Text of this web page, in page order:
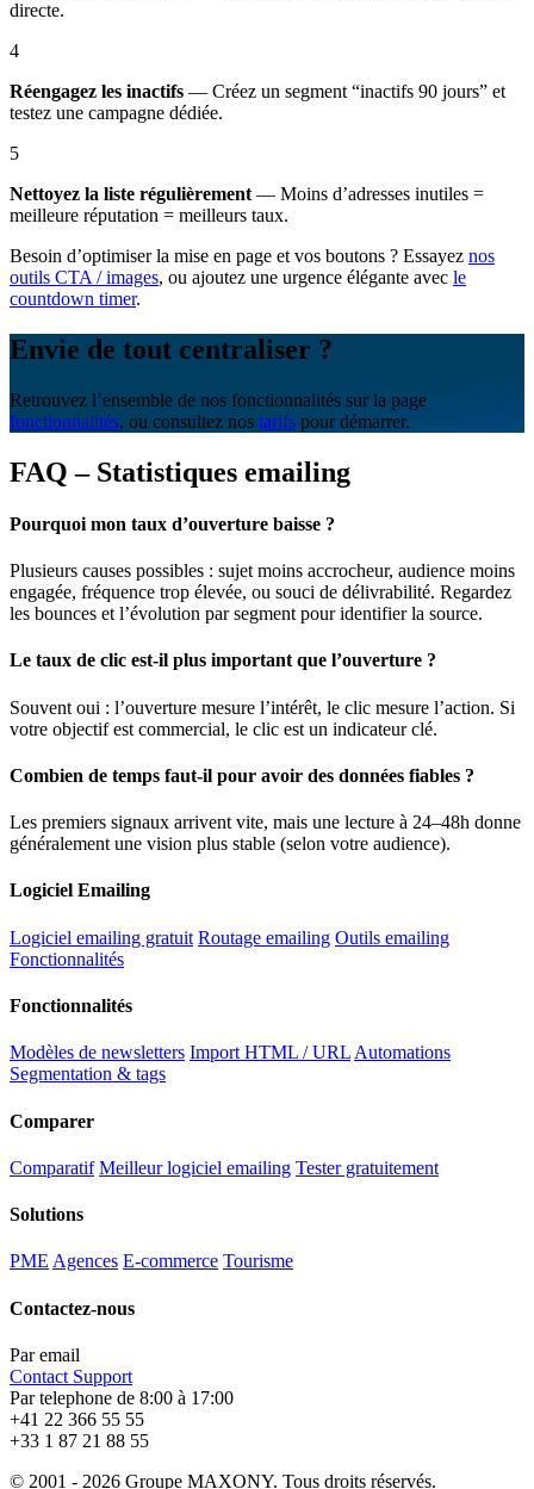
directe.
4
Réengagez les inactifs — Créez un segment “inactifs 90 jours” et
testez une campagne dédiée.
5
Nettoyez la liste régulièrement — Moins d’adresses inutiles =
meilleure réputation = meilleurs taux.
Besoin d’optimiser la mise en page et vos boutons ? Essayez nos
outils CTA / images, ou ajoutez une urgence élégante avec le
countdown timer.
Envie de tout centraliser ?
Retrouvez l’ensemble de nos fonctionnalités sur la page
fonctionnalités, ou consultez nos tarifs pour démarrer.
FAQ – Statistiques emailing
Pourquoi mon taux d’ouverture baisse ?
Plusieurs causes possibles : sujet moins accrocheur, audience moins
engagée, fréquence trop élevée, ou souci de délivrabilité. Regardez
les bounces et l’évolution par segment pour identifier la source.
Le taux de clic est-il plus important que l’ouverture ?
Souvent oui : l’ouverture mesure l’intérêt, le clic mesure l’action. Si
votre objectif est commercial, le clic est un indicateur clé.
Combien de temps faut-il pour avoir des données fiables ?
Les premiers signaux arrivent vite, mais une lecture à 24–48h donne
généralement une vision plus stable (selon votre audience).
Logiciel Emailing
Logiciel emailing gratuit Routage emailing Outils emailing
Fonctionnalités
Fonctionnalités
Modèles de newsletters Import HTML / URL Automations
Segmentation & tags
Comparer
Comparatif Meilleur logiciel emailing Tester gratuitement
Solutions
PME Agences E-commerce Tourisme
Contactez-nous
Par email
Contact Support
Par telephone de 8:00 à 17:00
+41 22 366 55 55
+33 1 87 21 88 55
© 2001 - 2026 Groupe MAXONY. Tous droits réservés.